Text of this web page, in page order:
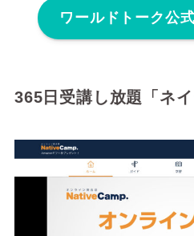
ワールドトーク公
365日受講し放題「ネイ